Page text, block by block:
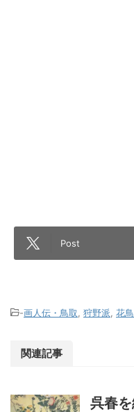
Post
-画人伝・鳥取 狩野派 花
関連記事
呉春